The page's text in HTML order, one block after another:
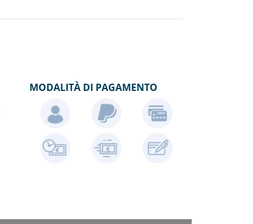
MODALITÀ DI PAGAMENTO